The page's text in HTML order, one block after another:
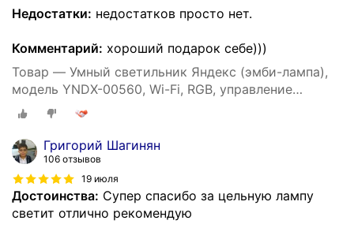
Недостатки: недостатков просто нет.
Комментарий: хороший подарок себе)))
Товар — Умный светильник Яндекс (эмби-лампа),
модель YNDX-00560, Wi-Fi, RGB, управление
голосом, белый
Григорий Шагинян
106 отзывов
19 июля
Достоинства: Супер спасибо за цельную лампу
светит отлично рекомендую